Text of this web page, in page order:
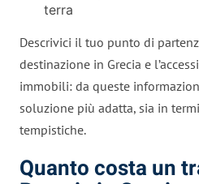
terra
Descrivici il tuo punto di
destinazione in Grecia e
immobili: da queste
soluzione più adatta, sia in
tempistiche.
Quanto costa un